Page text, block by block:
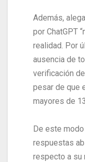
Además,
por ChatGPT
realidad. Por
ausencia de
verificación
pesar de que
mayores de
De este
respuestas
respecto a su